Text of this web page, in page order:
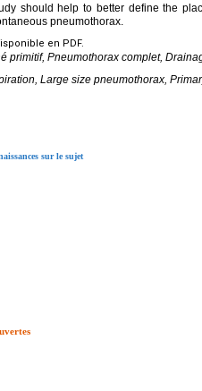
should help to better define the
pneumothorax.
en PDF.
primitif, Pneumothorax complet,
Large size pneumothorax,
sur le sujet